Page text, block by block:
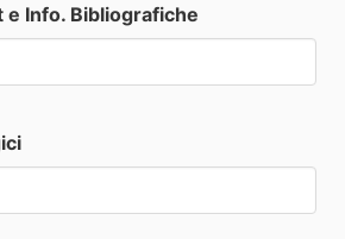
Info. Bibliografiche